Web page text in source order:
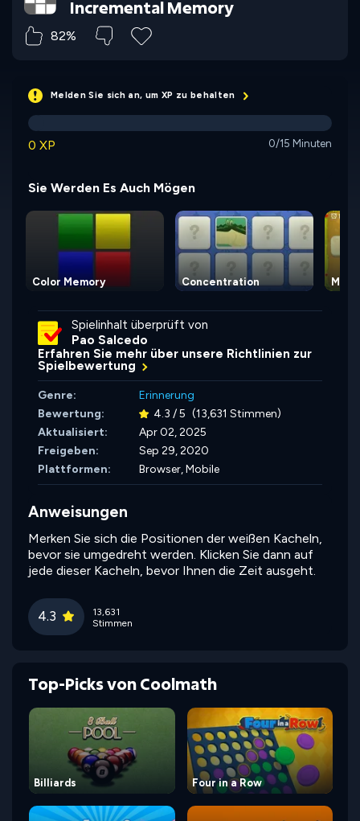
Incremental Memory
82%
Melden Sie sich an, um XP zu behalten
0 XP 0/15 Minuten
Sie Werden Es Auch Mögen
Color Memory Concentration
Spielinhalt überprüft von
Pao Salcedo
Erfahren Sie mehr über unsere Richtlinien zur
Spielbewertung
Genre:
Erinnerung
Bewertung:
4.3 / 5 (13,631 Stimmen)
Aktualisiert:
Apr 02, 2025
Freigeben:
Sep 29, 2020
Plattformen:
Browser, Mobile
Anweisungen
Merken Sie sich die Positionen der weißen Kacheln,
bevor sie umgedreht werden. Klicken Sie dann auf
jede dieser Kacheln, bevor Ihnen die Zeit ausgeht.
4.3
13,631
Stimmen
Top-Picks von Coolmath
Billiards Four in a Row